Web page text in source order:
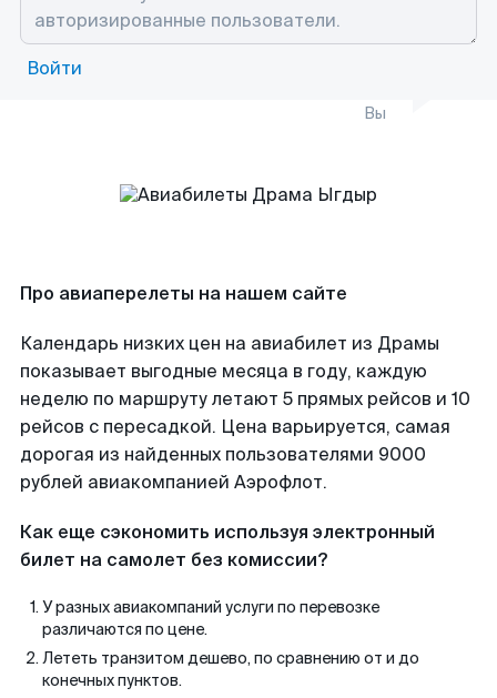
Войти
Вы
Про авиаперелеты на нашем сайте
Календарь низких цен на авиабилет из Драмы
показывает выгодные месяца в году, каждую
неделю по маршруту летают 5 прямых рейсов и 10
рейсов с пересадкой. Цена варьируется, самая
дорогая из найденных пользователями 9000
рублей авиакомпанией Аэрофлот.
Как еще сэкономить используя электронный
билет на самолет без комиссии?
У разных авиакомпаний услуги по перевозке
различаются по цене.
Лететь транзитом дешево, по сравнению от и до
конечных пунктов.